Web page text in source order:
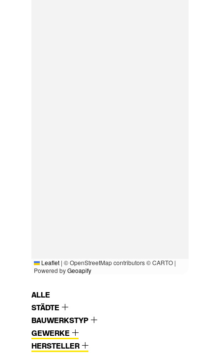
Leaflet | © OpenStreetMap contributors © CARTO |
Powered byGeoapify
ALLE
STÄDTE
BAUWERKSTYP
GEWERKE
HERSTELLER